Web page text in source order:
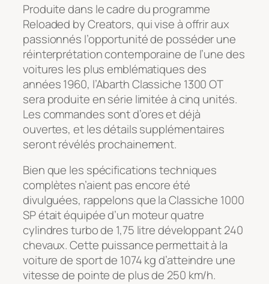
Produite dans le cadre du programme
Reloaded by Creators, qui vise à offrir aux
passionnés l’opportunité de posséder une
réinterprétation contemporaine de l’une des
voitures les plus emblématiques des
années 1960, l’Abarth Classiche 1300 OT
sera produite en série limitée à cinq unités.
Les commandes sont d’ores et déjà
ouvertes, et les détails supplémentaires
seront révélés prochainement.
Bien que les spécifications techniques
complètes n’aient pas encore été
divulguées, rappelons que la Classiche 1000
SP était équipée d’un moteur quatre
cylindres turbo de 1,75 litre développant 240
chevaux. Cette puissance permettait à la
voiture de sport de 1074 kg d’atteindre une
vitesse de pointe de plus de 250 km/h.